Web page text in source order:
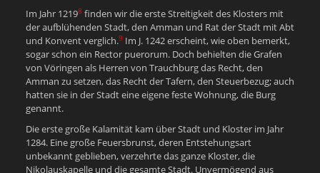
Im Jahr 12198finden wir die erste Streitigkeit des Klosters mit
der aufblühenden Stadt, den Amman und Rat der Stadt mit Abt
und Konvent verglich.9Im J. 1242 erscheint, wie oben bemerkt,
sogar schon ein Rector puerorum. Doch behielten die Grafen
von Vöringen als Herren von Trauchburg das Recht, den
Amman zu setzen, das Recht der Tafern, den Steuerbezug; auch
hatten sie in der Stadt eine eigene feste Wohnung, die Burg
genannt.
Die erste große Kalamität kam über Stadt und Kloster im Jahr
1284. Eine große Feuersbrunst, deren Entstehungsart
unbekannt geblieben, verzehrte das ganze Kloster, die
Nikolauskapelle und die gesamte Stadt. Unvermögend aus